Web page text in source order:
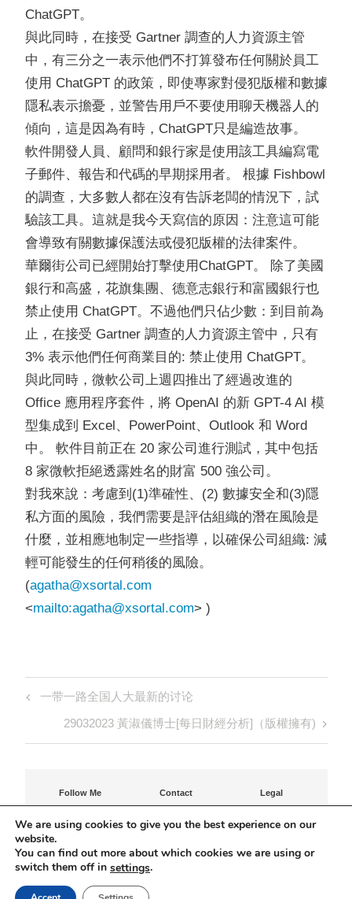
ChatGPT。
與此同時，在接受 Gartner 調查的人力資源主管
中，有三分之一表示他們不打算發布任何關於員工
使用 ChatGPT 的政策，即使專家對侵犯版權和數據
隱私表示擔憂，並警告用戶不要使用聊天機器人的
傾向，這是因為有時，ChatGPT只是編造故事。
軟件開發人員、顧問和銀行家是使用該工具編寫電
子郵件、報告和代碼的早期採用者。 根據 Fishbowl
的調查，大多數人都在沒有告訴老闆的情況下，試
驗該工具。這就是我今天寫信的原因：注意這可能
會導致有關數據保護法或侵犯版權的法律案件。
華爾街公司已經開始打擊使用ChatGPT。 除了美國
銀行和高盛，花旗集團、德意志銀行和富國銀行也
禁止使用 ChatGPT。不過他們只佔少數：到目前為
止，在接受 Gartner 調查的人力資源主管中，只有
3% 表示他們任何商業目的: 禁止使用 ChatGPT。
與此同時，微軟公司上週四推出了經過改進的
Office 應用程序套件，將 OpenAI 的新 GPT-4 AI 模
型集成到 Excel、PowerPoint、Outlook 和 Word
中。 軟件目前正在 20 家公司進行測試，其中包括
8 家微軟拒絕透露姓名的財富 500 強公司。
對我來說：考慮到(1)準確性、(2) 數據安全和(3)隱
私方面的風險，我們需要是評估組織的潛在風險是
什麼，並相應地制定一些指導，以確保公司組織: 減
輕可能發生的任何稍後的風險。
(agatha@xsortal.com
<mailto:agatha@xsortal.com> )
Post
navigation
Previous
一带一路全国人大最新的讨论
Next
Post
29032023 黃淑儀博士[每日財經分析]（版權擁有)
Follow Me Contact Legal
Terms of Use
©Agatha Shuk-Yee Wong-Fraser 2023
We are using cookies to give you the best experience on our
website.
You can find out more about which cookies we are using or
switch them off in settings.